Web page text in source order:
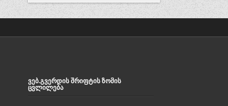
ᲕᲔᲑ.ᲒᲕᲔᲠᲓᲘᲡ ᲨᲠᲘᲤᲢᲘᲡ ᲖᲝᲛᲘᲡ
ᲪᲕᲚᲘᲚᲔᲑᲐ